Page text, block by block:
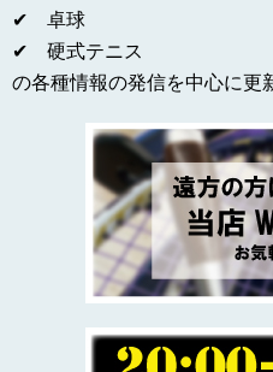
✔ 卓球
✔ 硬式テニス
の各種情報の発信を中心に更